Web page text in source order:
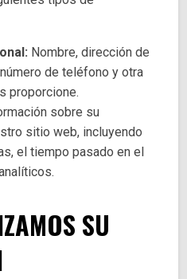
Nombre, dirección de
de teléfono y otra
proporcione.
sobre su
sitio web, incluyendo
el tiempo pasado en el
SU